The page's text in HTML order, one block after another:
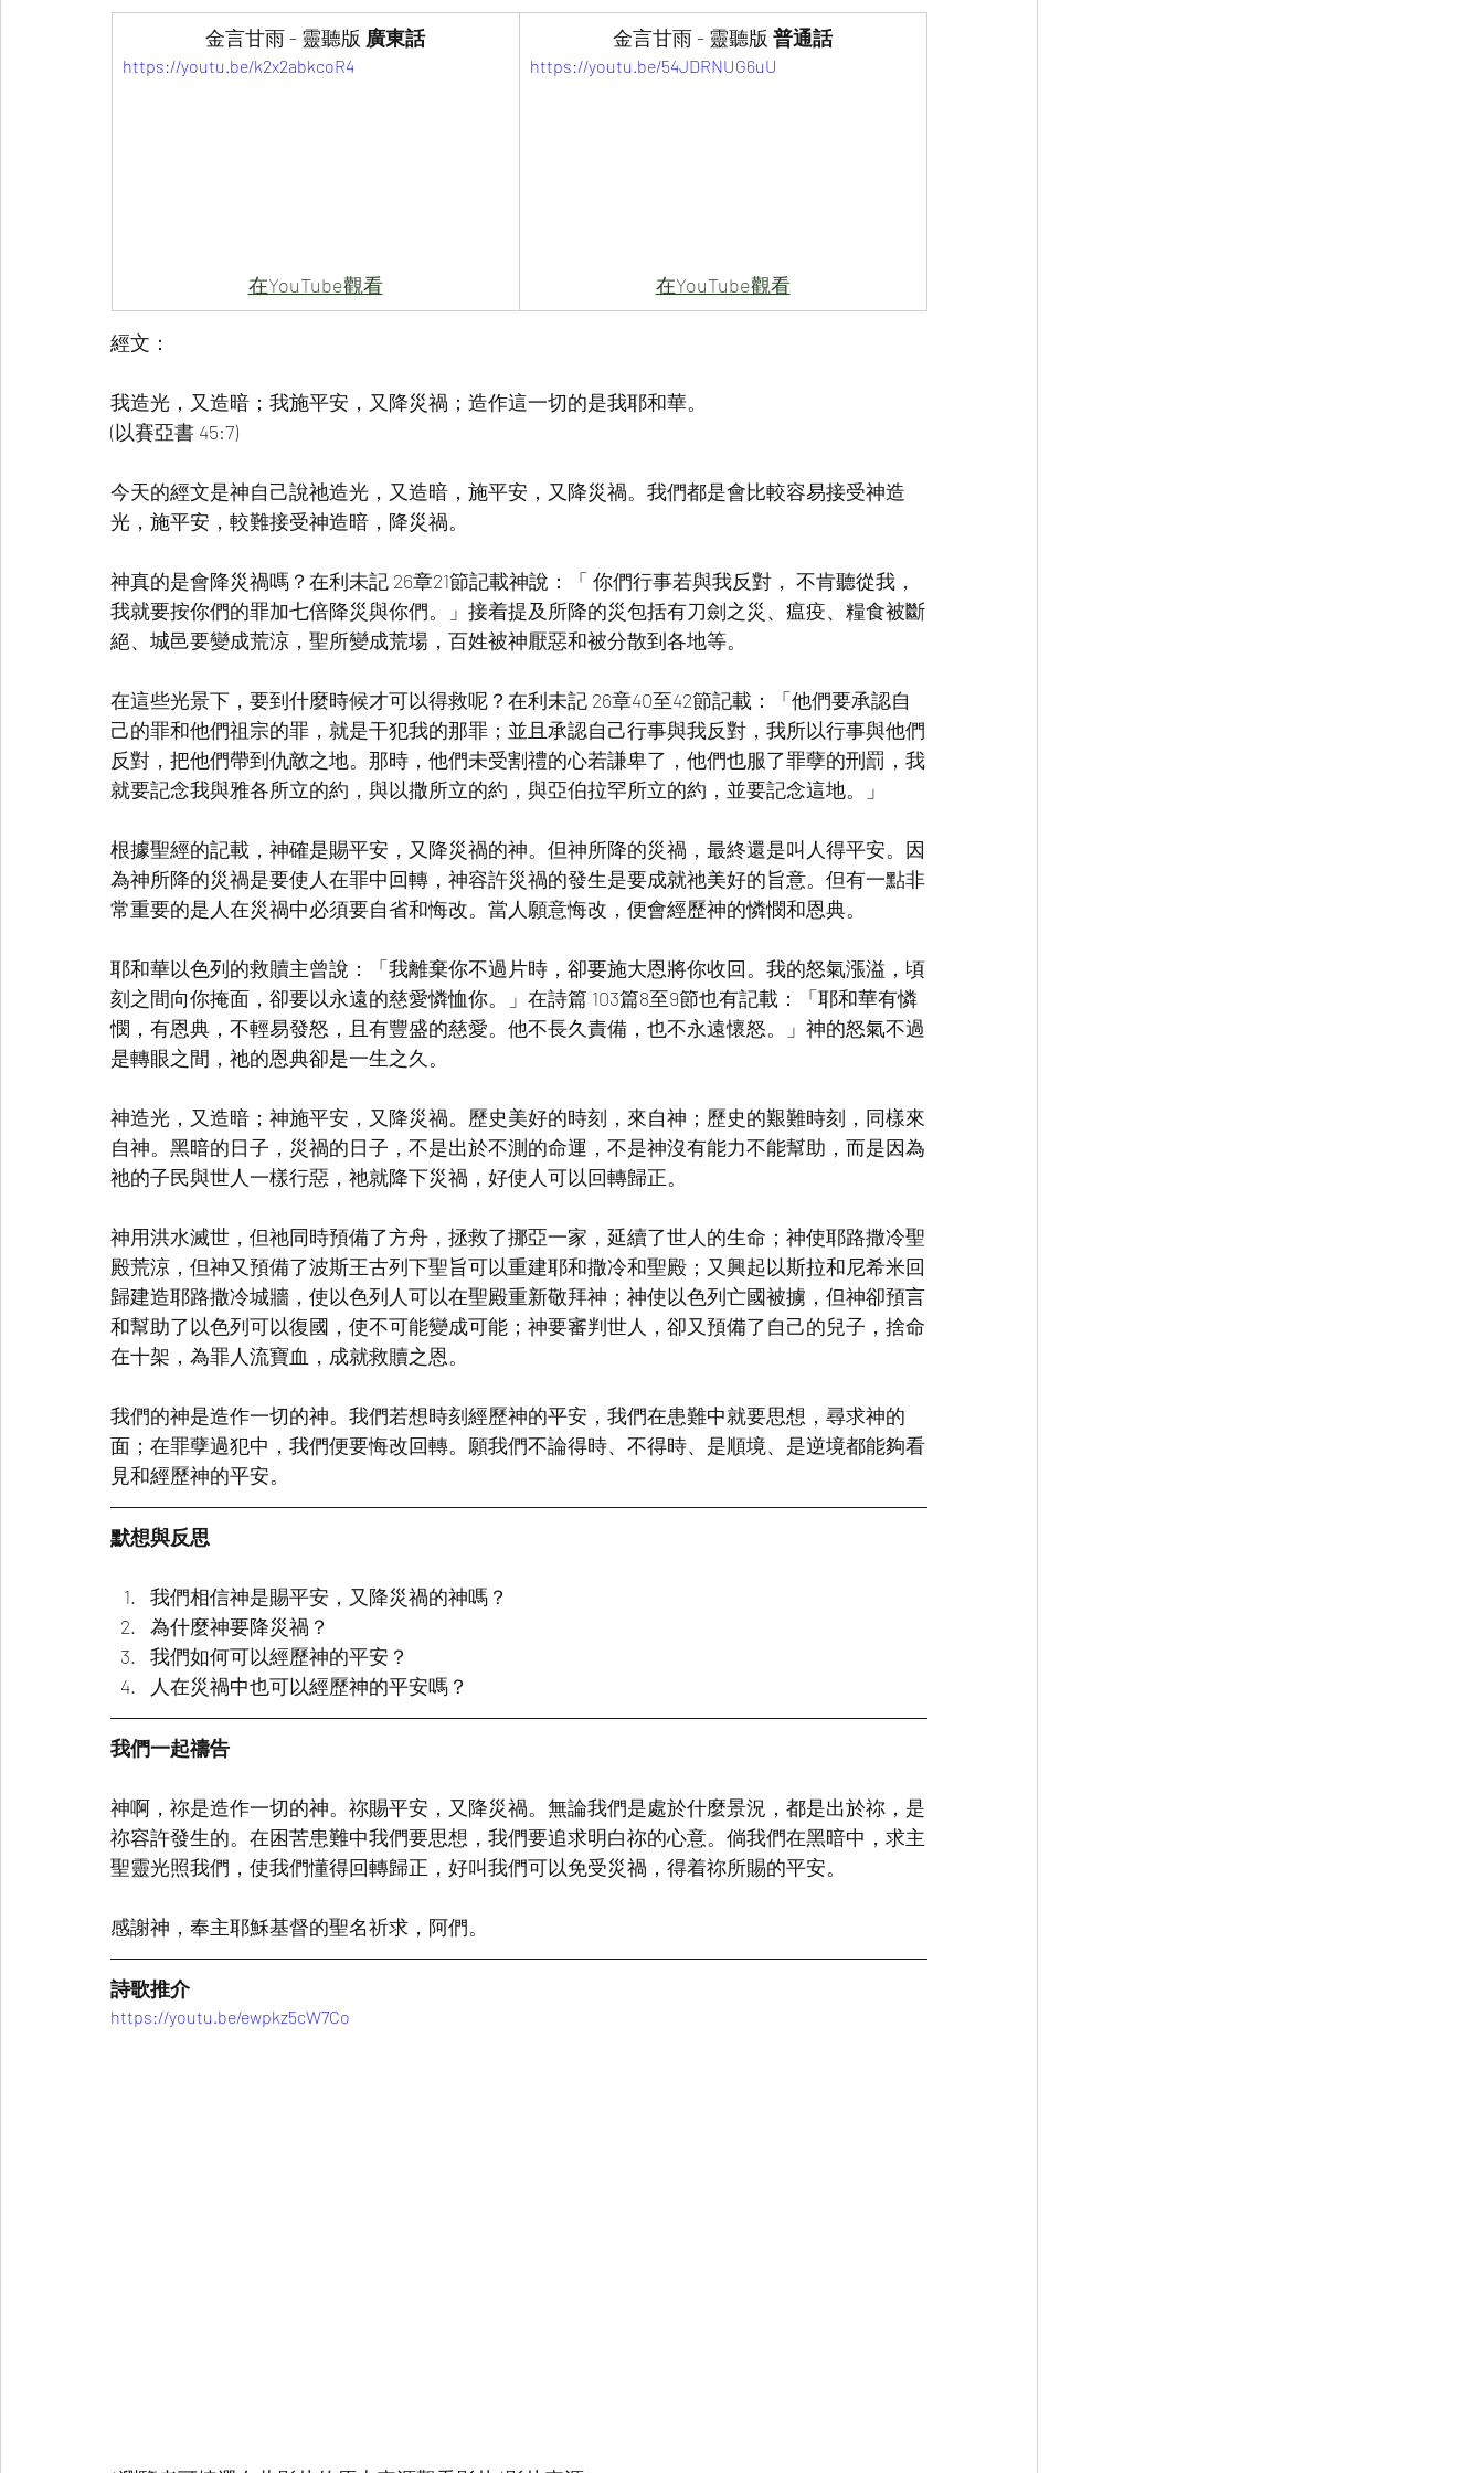
金言甘雨 - 靈聽版 廣東話
https://youtu.be/k2x2abkcoR4
在YouTube觀看
金言甘雨 - 靈聽版 普通話
https://youtu.be/54JDRNUG6uU
在YouTube觀看
經文：
我造光，又造暗；我施平安，又降災禍；造作這一切的是我耶和華。
(以賽亞書 45:7)
今天的經文是神自己說祂造光，又造暗，施平安，又降災禍。我們都是會比較容易接受神造
光，施平安，較難接受神造暗，降災禍。
神真的是會降災禍嗎？在利未記 26章21節記載神說：「 你們行事若與我反對， 不肯聽從我，
我就要按你們的罪加七倍降災與你們。」接着提及所降的災包括有刀劍之災、瘟疫、糧食被斷
絕、城邑要變成荒涼，聖所變成荒場，百姓被神厭惡和被分散到各地等。
在這些光景下，要到什麼時候才可以得救呢？在利未記 26章40至42節記載：「他們要承認自
己的罪和他們祖宗的罪，就是干犯我的那罪；並且承認自己行事與我反對，我所以行事與他們
反對，把他們帶到仇敵之地。那時，他們未受割禮的心若謙卑了，他們也服了罪孽的刑罰，我
就要記念我與雅各所立的約，與以撒所立的約，與亞伯拉罕所立的約，並要記念這地。」
根據聖經的記載，神確是賜平安，又降災禍的神。但神所降的災禍，最終還是叫人得平安。因
為神所降的災禍是要使人在罪中回轉，神容許災禍的發生是要成就祂美好的旨意。但有一點非
常重要的是人在災禍中必須要自省和悔改。當人願意悔改，便會經歷神的憐憫和恩典。
耶和華以色列的救贖主曾說：「我離棄你不過片時，卻要施大恩將你收回。我的怒氣漲溢，頃
刻之間向你掩面，卻要以永遠的慈愛憐恤你。」在詩篇 103篇8至9節也有記載：「耶和華有憐
憫，有恩典，不輕易發怒，且有豐盛的慈愛。他不長久責備，也不永遠懷怒。」神的怒氣不過
是轉眼之間，祂的恩典卻是一生之久。
神造光，又造暗；神施平安，又降災禍。歷史美好的時刻，來自神；歷史的艱難時刻，同樣來
自神。黑暗的日子，災禍的日子，不是出於不測的命運，不是神沒有能力不能幫助，而是因為
祂的子民與世人一樣行惡，祂就降下災禍，好使人可以回轉歸正。
神用洪水滅世，但祂同時預備了方舟，拯救了挪亞一家，延續了世人的生命；神使耶路撒冷聖
殿荒涼，但神又預備了波斯王古列下聖旨可以重建耶和撒冷和聖殿；又興起以斯拉和尼希米回
歸建造耶路撒冷城牆，使以色列人可以在聖殿重新敬拜神；神使以色列亡國被擄，但神卻預言
和幫助了以色列可以復國，使不可能變成可能；神要審判世人，卻又預備了自己的兒子，捨命
在十架，為罪人流寶血，成就救贖之恩。
我們的神是造作一切的神。我們若想時刻經歷神的平安，我們在患難中就要思想，尋求神的
面；在罪孽過犯中，我們便要悔改回轉。願我們不論得時、不得時、是順境、是逆境都能夠看
見和經歷神的平安。
默想與反思
我們相信神是賜平安，又降災禍的神嗎？
為什麼神要降災禍？
我們如何可以經歷神的平安？
人在災禍中也可以經歷神的平安嗎？
我們一起禱告
神啊，祢是造作一切的神。祢賜平安，又降災禍。無論我們是處於什麼景況，都是出於祢，是
祢容許發生的。在困苦患難中我們要思想，我們要追求明白祢的心意。倘我們在黑暗中，求主
聖靈光照我們，使我們懂得回轉歸正，好叫我們可以免受災禍，得着祢所賜的平安。
感謝神，奉主耶穌基督的聖名祈求，阿們。
詩歌推介
https://youtu.be/ewpkz5cW7Co